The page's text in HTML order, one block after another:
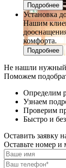
Подробнее
Установка
Нашим
комфорта.
Подробнее
Не нашли нужный
Поможем
Определим
Узнаем
Проверим
Быстро и
Оставить заявку
Оставьте номер